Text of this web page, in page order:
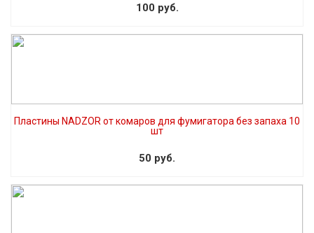
100 руб.
Пластины NADZOR от комаров для фумигатора без запаха 10
шт
50 руб.